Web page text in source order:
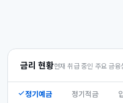
금리 현황현재 취급 중인 주요 금융
정기예금 정기적금